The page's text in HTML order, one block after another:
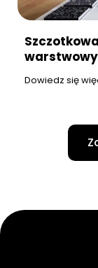
Dowiedz się